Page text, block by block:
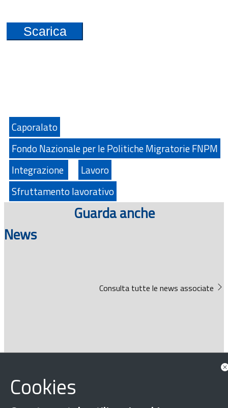
Scarica
Caporalato
Fondo Nazionale per le Politiche Migratorie FNPM
Integrazione
Lavoro
Sfruttamento lavorativo
Guarda anche
News
Consulta tutte le news associate
Approfondimenti
Cookies